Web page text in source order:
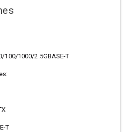
100/1000/2.5GBASE-T
T